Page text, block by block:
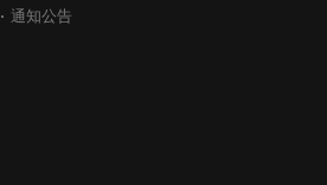
通知公告